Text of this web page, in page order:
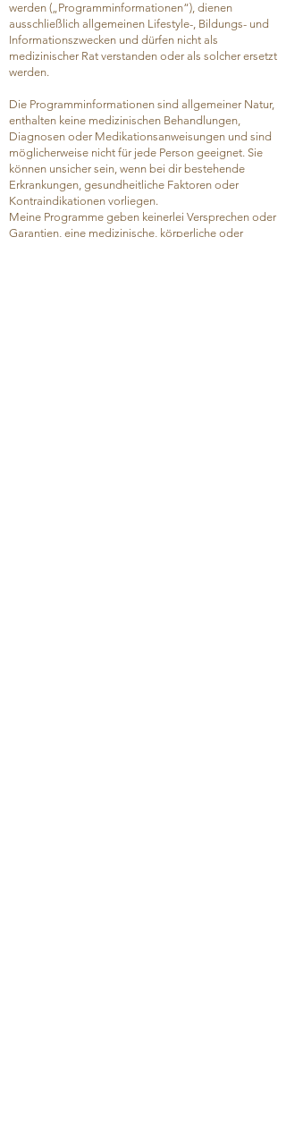
werden („Programminformationen“), dienen
ausschließlich allgemeinen Lifestyle-, Bildungs- und
Informationszwecken und dürfen nicht als
medizinischer Rat verstanden oder als solcher ersetzt
werden.
Die Programminformationen sind allgemeiner Natur,
enthalten keine medizinischen Behandlungen,
Diagnosen oder Medikationsanweisungen und sind
möglicherweise nicht für jede Person geeignet. Sie
können unsicher sein, wenn bei dir bestehende
Erkrankungen, gesundheitliche Faktoren oder
Kontraindikationen vorliegen.
Meine Programme geben keinerlei Versprechen oder
Garantien, eine medizinische, körperliche oder